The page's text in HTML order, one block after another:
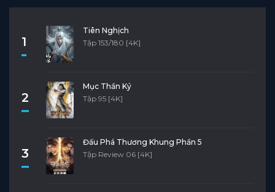
1
Tiên Nghịch
Tập 153/180 [4K]
2
Mục Thần Ký
Tập 95 [4K]
3
Đấu Phá Thương Khung Phần 5
Tập Review 06 [4K]